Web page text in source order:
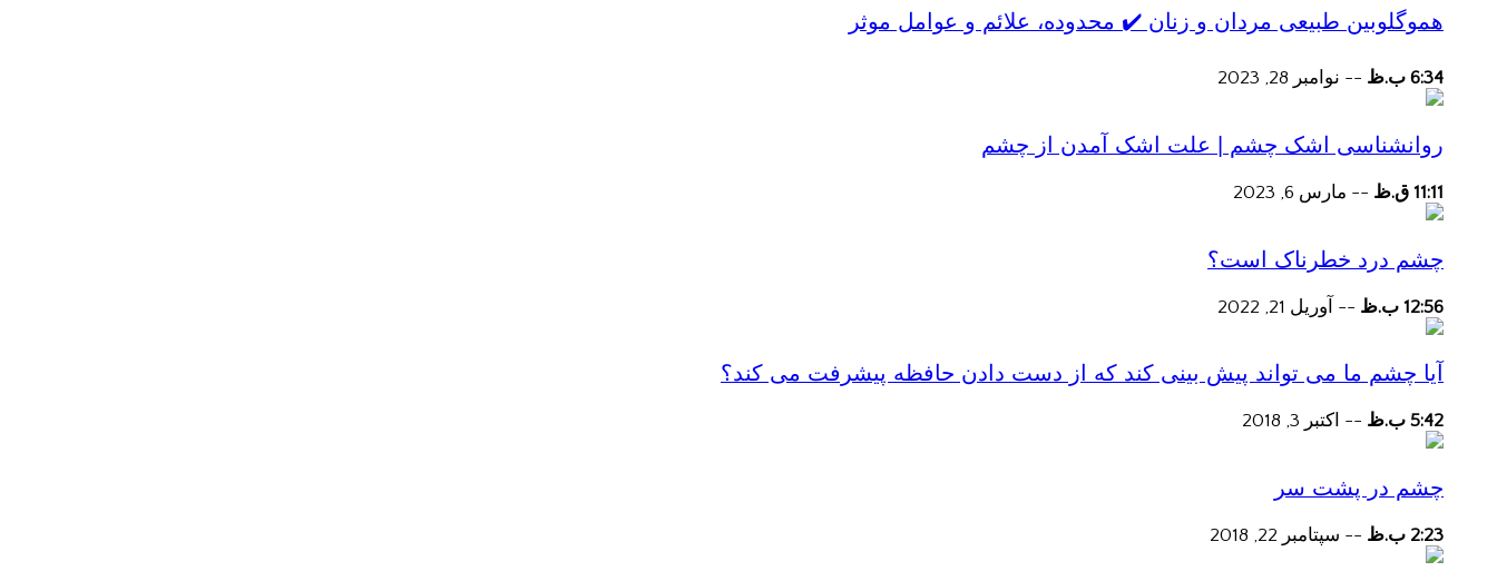
هموگلوبین طبیعی مردان و زنان ✔️ محدوده، علائم و عوامل موثر
6:34 ب.ظ -- نوامبر 28, 2023
روانشناسی اشک چشم | علت اشک آمدن از چشم
11:11 ق.ظ -- مارس 6, 2023
چشم درد خطرناک است؟
12:56 ب.ظ -- آوریل 21, 2022
آیا چشم ما می تواند پیش بینی کند که از دست دادن حافظه پیشرفت می کند؟
5:42 ب.ظ -- اکتبر 3, 2018
چشم در پشت سر
2:23 ب.ظ -- سپتامبر 22, 2018